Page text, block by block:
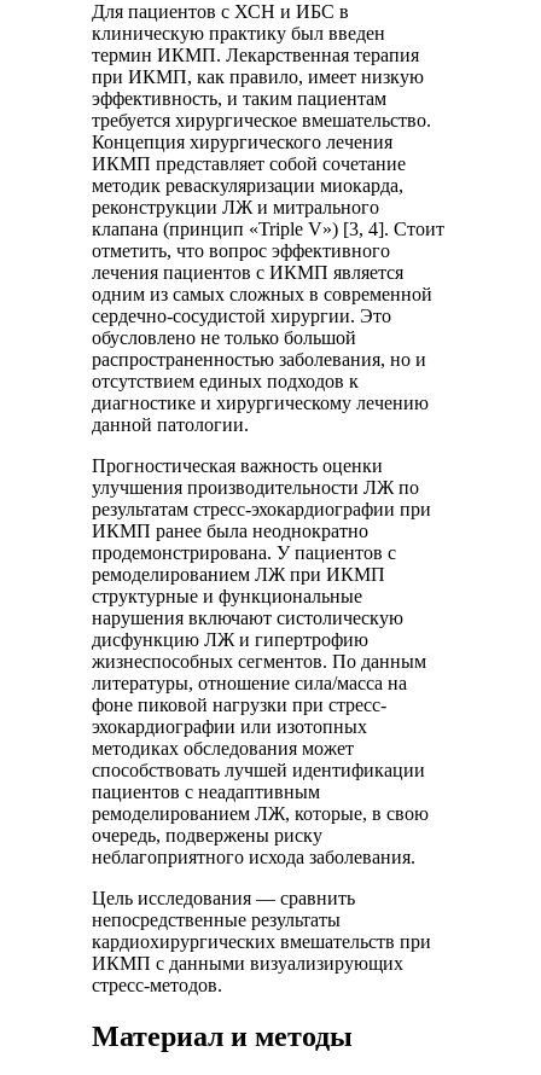
Для пациентов с ХСН и ИБС в
клиническую практику был введен
термин ИКМП. Лекарственная терапия
при ИКМП, как правило, имеет низкую
эффективность, и таким пациентам
требуется хирургическое вмешательство.
Концепция хирургического лечения
ИКМП представляет собой сочетание
методик реваскуляризации миокарда,
реконструкции ЛЖ и митрального
клапана (принцип «Triple V») [3, 4]. Стоит
отметить, что вопрос эффективного
лечения пациентов с ИКМП является
одним из самых сложных в современной
сердечно-сосудистой хирургии. Это
обусловлено не только большой
распространенностью заболевания, но и
отсутствием единых подходов к
диагностике и хирургическому лечению
данной патологии.
Прогностическая важность оценки
улучшения производительности ЛЖ по
результатам стресс-эхокардиографии при
ИКМП ранее была неоднократно
продемонстрирована. У пациентов с
ремоделированием ЛЖ при ИКМП
структурные и функциональные
нарушения включают систолическую
дисфункцию ЛЖ и гипертрофию
жизнеспособных сегментов. По данным
литературы, отношение сила/масса на
фоне пиковой нагрузки при стресс-
эхокардиографии или изотопных
методиках обследования может
способствовать лучшей идентификации
пациентов с неадаптивным
ремоделированием ЛЖ, которые, в свою
очередь, подвержены риску
неблагоприятного исхода заболевания.
Цель исследования — сравнить
непосредственные результаты
кардиохирургических вмешательств при
ИКМП с данными визуализирующих
стресс-методов.
Материал и методы